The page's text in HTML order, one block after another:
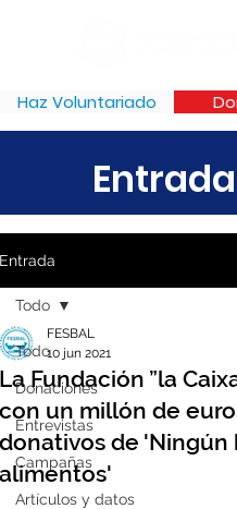
Haz Voluntariado
Entrada
Todo
Donaciones
Entrevistas
Campañas
Artículos y datos
Todo
La Fundación ”la
con un millón de
donativos de 'Ningún
alimentos'
FESBAL
10 jun 2021